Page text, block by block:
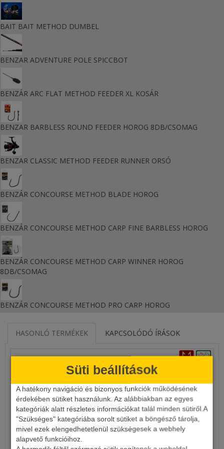
Süti beállítások
A hatékony navigáció és bizonyos funkciók működésének
érdekében sütiket használunk. Az alábbiakban az egyes
kategóriák alatt részletes információkat talál minden sütiről.A
"Szükséges" kategóriába sorolt sütiket a böngésző tárolja,
mivel ezek elengedhetetlenül szükségesek a webhely
alapvető funkcióihoz.
BAIT BAIT METHOD DUMBEL
BENZAR ADVENTURE POLE SPICCBOT
BENZÁR ARC FLAT METHOD FEEDER XL KOSÁR
BENZAR BARBLESS ROUND FEEDER HOROG 8DB/CSOMAG
BENZAR CLASSIC METHOD FEEDER RUNNER ORSÓ
BENZÁR CONCOURSE METHOD BLADE HOROG
BENZÁR CONCOURSE METHOD CARP FINE BARBLESS HOROG
BENZÁR CONCOURSE METHOD CARP WINNER HOROG
8DB/CSOMAG
BENZÁR CONCOURSE METHOD PRO CARP HOROG
HASONLÓ TERMÉKEK KAPCSOLÓDÓ ÍRÁSOK
MARUTO 380MZ-BN HOROG